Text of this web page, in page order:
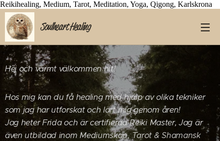
Reikihealing, Medium, Tarot, Meditation, Yoga, Qigong, Karlskrona
SoulheartHealing
Hej och varmt välkommen hit!
Hos mig kan du få healing med hjälp av olika tekniker
som jag har utforskat och lärt mig genom åren!
Jag heter Frida och är certifierad Reiki Master, Jag är
även utbildad inom Mediumskap,Tarot & Shamansk